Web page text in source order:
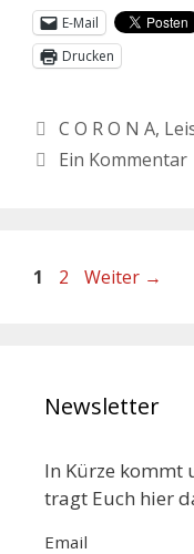
E-Mail
Drucken
C O R O N A,
Ein Kommentar
1 2 Weiter →
Newsletter
In Kürze kommt
tragt Euch hier
Email